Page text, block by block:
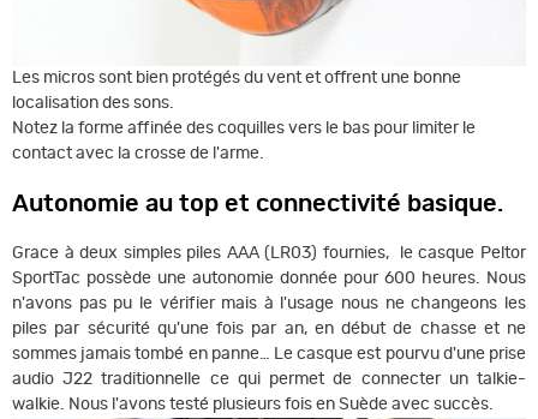
Les micros sont bien protégés du vent et offrent une bonne
localisation des sons.
Notez la forme affinée des coquilles vers le bas pour limiter le
contact avec la crosse de l'arme.
Autonomie au top et connectivité basique.
Grace à deux simples piles AAA (LR03) fournies,
le casque Peltor
SportTac possède une autonomie donnée pour 600 heures. Nous
n'avons pas pu le vérifier mais à l'usage nous ne changeons les
piles par sécurité qu'une fois par an, en début de chasse et ne
sommes jamais tombé en panne… Le casque est pourvu d'une prise
audio J22 traditionnelle ce qui permet de connecter un talkie-
walkie. Nous l'avons testé plusieurs fois en Suède avec succès.